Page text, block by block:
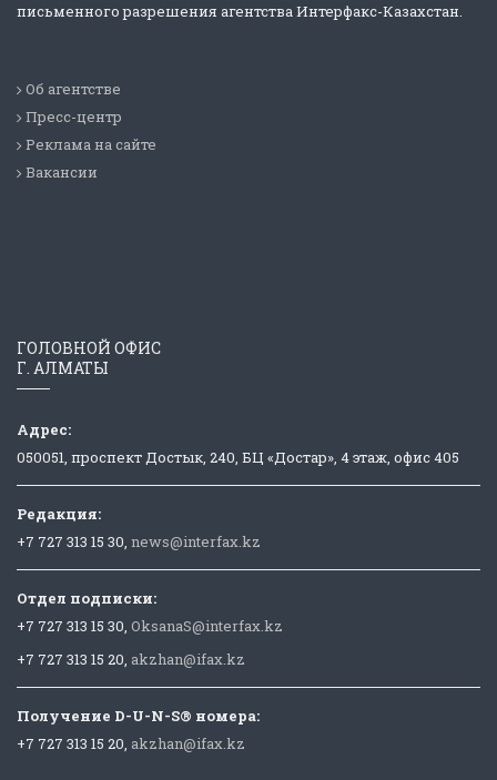
письменного разрешения агентства Интерфакс-Казахстан.
Об агентстве
Пресс-центр
Реклама на сайте
Вакансии
ГОЛОВНОЙ ОФИС
Г. АЛМАТЫ
Адрес:
050051, проспект Достык, 240, БЦ «Достар», 4 этаж, офис 405
Редакция:
+7 727 313 15 30, news@interfax.kz
Отдел подписки:
+7 727 313 15 30, OksanaS@interfax.kz
+7 727 313 15 20, akzhan@ifax.kz
Получение D-U-N-S® номера:
+7 727 313 15 20, akzhan@ifax.kz